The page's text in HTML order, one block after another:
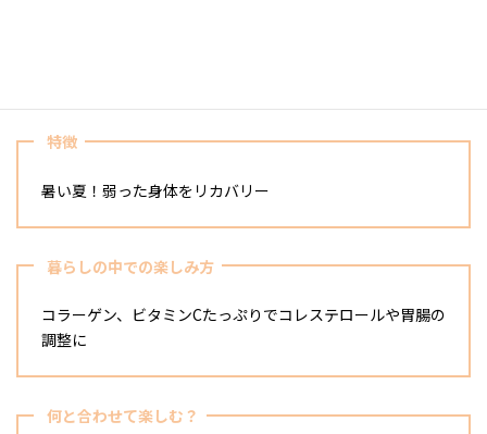
特徴
暑い夏！弱った身体をリカバリー
暮らしの中での楽しみ方
コラーゲン、ビタミンCたっぷりでコレステロールや胃腸の
調整に
何と合わせて楽しむ？